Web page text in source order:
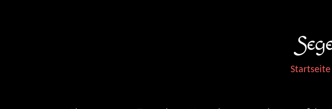
Startseite